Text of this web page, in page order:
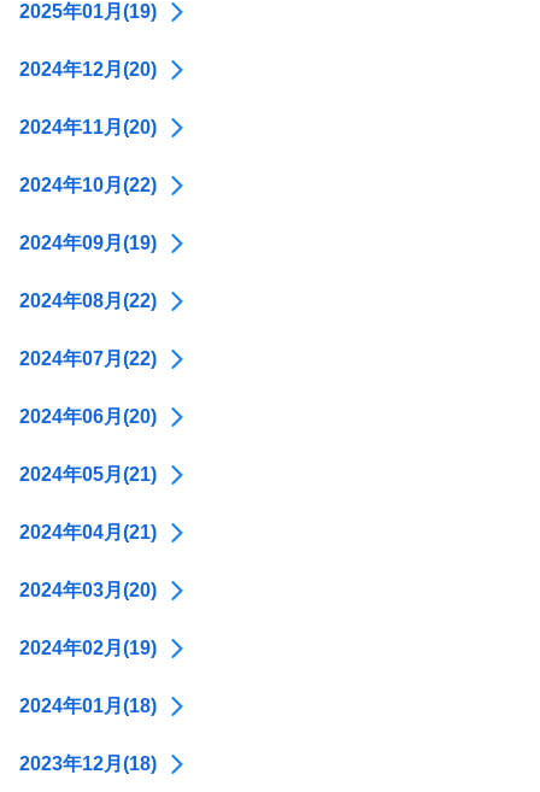
2025年01月(19)
2024年12月(20)
2024年11月(20)
2024年10月(22)
2024年09月(19)
2024年08月(22)
2024年07月(22)
2024年06月(20)
2024年05月(21)
2024年04月(21)
2024年03月(20)
2024年02月(19)
2024年01月(18)
2023年12月(18)